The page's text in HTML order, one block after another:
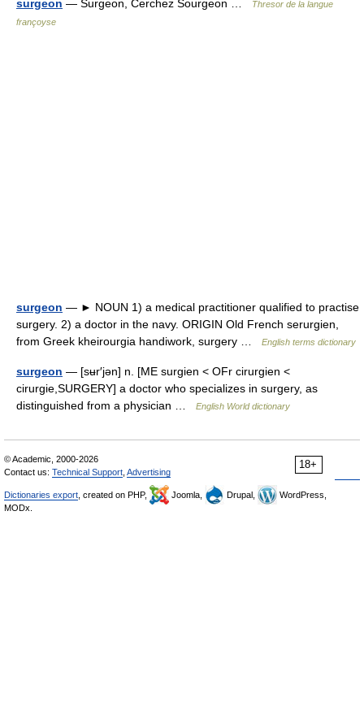
surgeon — Surgeon, Cerchez Sourgeon …
Thresor de la langue
françoyse
surgeon — ► NOUN 1) a medical practitioner qualified to practise
surgery. 2) a doctor in the navy. ORIGIN Old French serurgien,
from Greek kheirourgia handiwork, surgery …
English terms dictionary
surgeon — [sʉr′jən] n. [ME surgien < OFr cirurgien <
cirurgie,SURGERY] a doctor who specializes in surgery, as
distinguished from a physician …
English World dictionary
18+
© Academic, 2000-2026
Contact us: Technical Support Advertising
Dictionaries export , created on PHP, Joomla, Drupal,
WordPress,
MODx.